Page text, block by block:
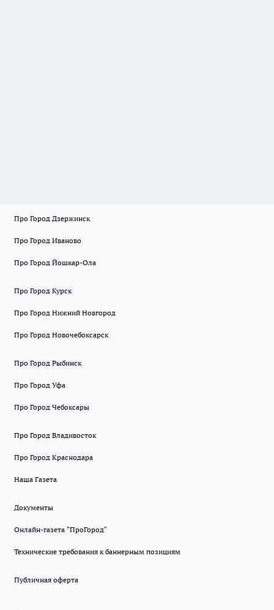
Про Город Дзержинск
Про Город Иваново
Про Город Йошкар-Ола
Про Город Курск
Про Город Нижний Новгород
Про Город Новочебоксарск
Про Город Рыбинск
Про Город Уфа
Про Город Чебоксары
Про Город Владивосток
Про Город Краснодара
Наша Газета
Документы
Онлайн-газета "ПроГород"
Технические требования к баннерным позициям
Публичная оферта